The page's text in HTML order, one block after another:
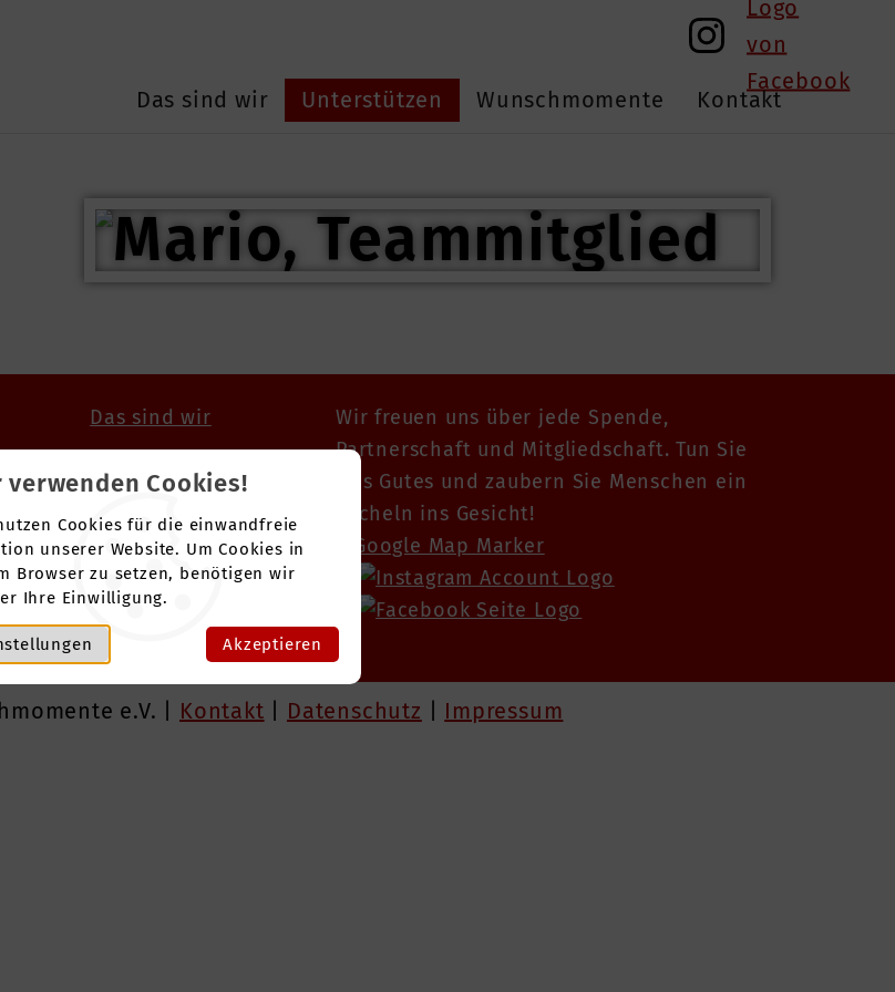
verwenden Cookies!
Cookies für die einwandfreie
unserer Website. Um Cookies in
Browser zu setzen, benötigen wir
Ihre Einwilligung.
Akzeptieren
Das sind wir Unterstützen Wunschmomente Kontakt
Das sind wir
Mitglied werden
Unterstützen
Wunschmomente
Kontakt
Wir freuen uns über jede Spende,
Partnerschaft und Mitgliedschaft. Tun Sie
was Gutes und zaubern Sie Menschen ein
Lächeln ins Gesicht!
e.V. | Kontakt Datenschutz Impressum